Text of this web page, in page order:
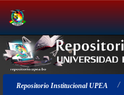
Salir
de
la
navegación
Repositorio Institucional UPEA